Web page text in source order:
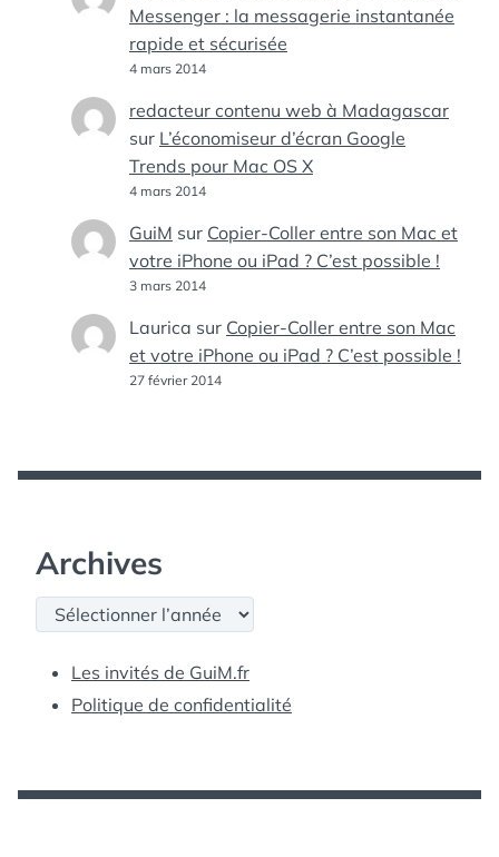
Messenger : la messagerie instantanée
rapide et sécurisée
4 mars 2014
redacteur contenu web à Madagascar
sur L’économiseur d’écran Google
Trends pour Mac OS X
4 mars 2014
GuiM sur Copier-Coller entre son Mac et
votre iPhone ou iPad ? C’est possible !
3 mars 2014
Laurica sur Copier-Coller entre son Mac
et votre iPhone ou iPad ? C’est possible !
27 février 2014
Archives
Archives
Les invités de GuiM.fr
Politique de confidentialité